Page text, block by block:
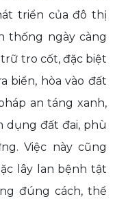
triển của đô thị
thống ngày càng
tro cốt, đặc biệt
biển, hòa vào đất
an táng xanh,
dụng đất đai, phù
Việc này cũng
lây lan bệnh tật
đúng cách, thể